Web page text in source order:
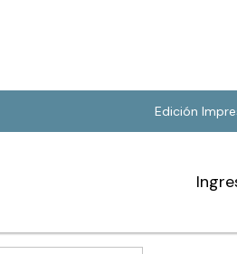
Edición